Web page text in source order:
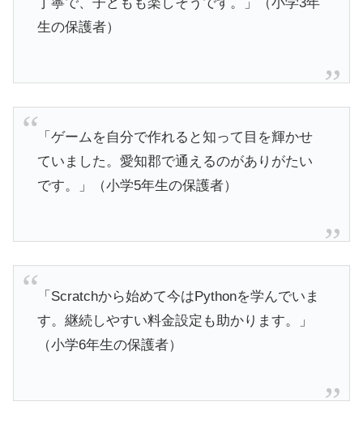
生の保護者）
「ゲームを自分で作れると知って目を輝かせ
ていました。愛知郡で通えるのがありがたい
です。」（小学5年生の保護者）
「Scratchから始めて今はPythonを学んでいま
す。継続しやすい料金設定も助かります。」
（小学6年生の保護者）